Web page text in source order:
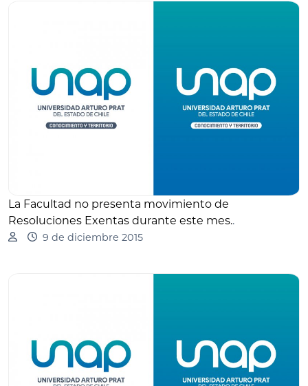
La Facultad no presenta movimiento de
Resoluciones Exentas durante este mes..
9 de diciembre 2015